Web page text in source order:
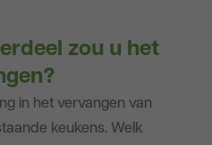
zou u het
in het vervangen van
keukens. Welk